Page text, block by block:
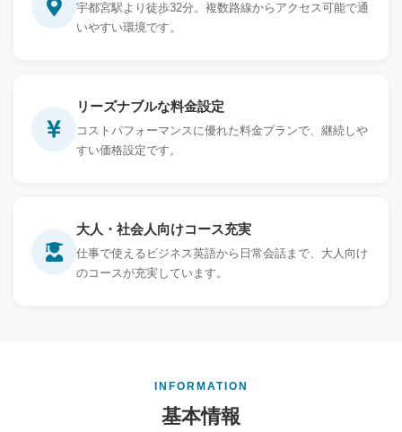
宇都宮駅より徒歩32分。複数路線からアクセス可能で通
いやすい環境です。
リーズナブルな料金設定
コストパフォーマンスに優れた料金プランで、継続しや
すい価格設定です。
大人・社会人向けコース充実
仕事で使えるビジネス英語から日常会話まで、大人向け
のコースが充実しています。
INFORMATION
基本情報